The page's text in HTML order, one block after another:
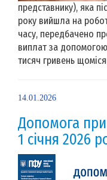
представнику), яка
року вийшла на
часу, передбачено
виплат за допомогою
тисяч гривень
14.01.2026
Допомога
1 січня 2026